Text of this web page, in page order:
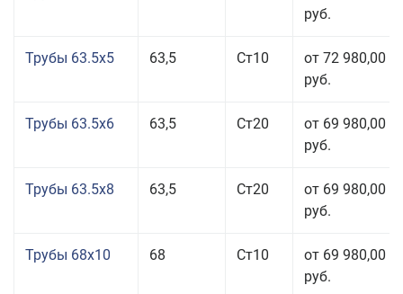
руб.
Трубы 63.5x5 63,5 Ст10
от 72 980,00
руб.
Трубы 63.5x6 63,5 Ст20
от 69 980,00
руб.
Трубы 63.5x8 63,5 Ст20
от 69 980,00
руб.
Трубы 68x10 68 Ст10
от 69 980,00
руб.